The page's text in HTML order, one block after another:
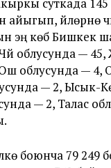
айыгып, үйлөрүнө
эң көбү Бишкек
облусунда —
облусунда —
— 2, Ысык-
— 2, Талас
боюнча 79 249